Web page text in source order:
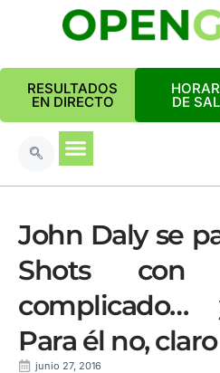
RESULTADOS
EN DIRECTO DE
John Daly se
Shots
complicado…
Para él no,
junio 27, 2016